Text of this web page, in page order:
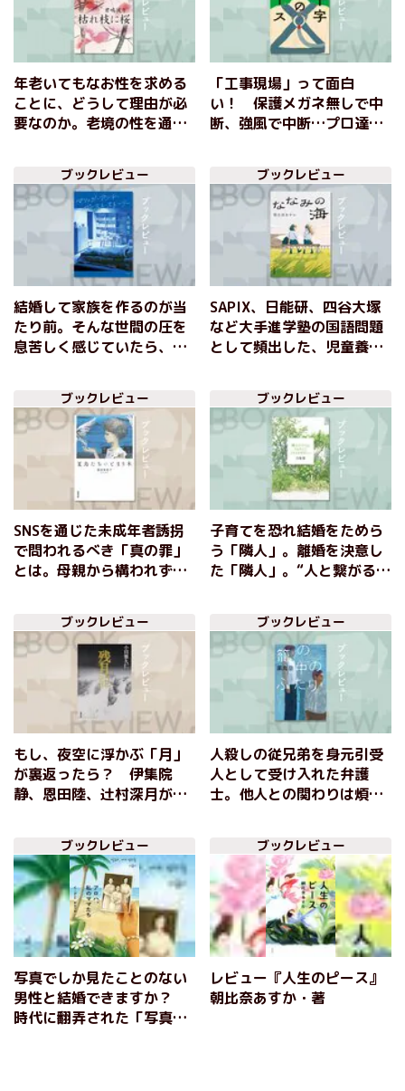
年老いてもなお性を求める
ことに、どうして理由が必
要なのか。老境の性を通じ
方
「工事現場」って面白
い！ 保護メガネ無しで中
断、強風で中断…プロ達の
事現場ノベル 『緑十字の
エース』石田夏穂
ブックレビュー
結婚して家族を作るのが当
たり前。そんな世間の圧を
息苦しく感じていたら、亡
アンド・ゴースト・ストー
リー』大前粟生
ブックレビュー
SAPIX、日能研、四谷大塚
など大手進学塾の国語問題
として頻出した、児童養護
比奈あすか
ブックレビュー
SNSを通じた未成年者誘拐
で問われるべき「真の罪」
とは。母親から構われず育
き合う 『夏鳥たちのとま
り木』奥田亜希子
ブックレビュー
子育てを恐れ結婚をためら
う「隣人」。離婚を決意し
た「隣人」。“人と繋がるこ
い』白尾悠
ブックレビュー
もし、夜空に浮かぶ「月」
が裏返ったら？ 伊集院
静、恩田陸、辻村深月が推
描いたダークファンタジ
ー 『残月記』小田雅久仁
ブックレビュー
人殺しの従兄弟を身元引受
人として受け入れた弁護
士。他人との関わりは煩わ
できる心優しいミステリ
ー 『籠の中のふたり』薬
丸岳
ブックレビュー
写真でしか見たことのない
男性と結婚できますか？
時代に翻弄された「写真花
ブックレビュー
レビュー『人生のピース』
朝比奈あすか・著